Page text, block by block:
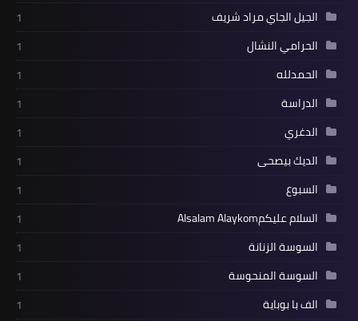
الجيل الجاي مراد شريف
1
الحرامي النشال
1
الحمدلله
1
الدراسة
1
الدغري
1
الديك بيصحى
1
السبوع
1
السلام عليكمAlsalam Alaykom
1
السوسة الزنانة
1
السوسة المنحوسة
1
الف با بوباية
1